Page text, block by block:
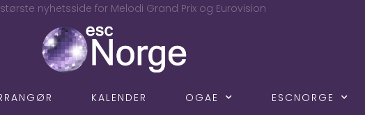
nyhetsside for Melodi Grand Prix og Eurovision
KALENDER OGAE ESCNORGE